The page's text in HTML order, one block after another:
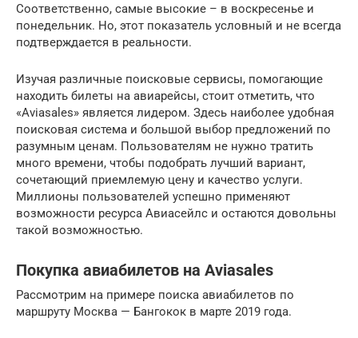
Соответственно, самые высокие – в воскресенье и
понедельник. Но, этот показатель условный и не всегда
подтверждается в реальности.
Изучая различные поисковые сервисы, помогающие
находить билеты на авиарейсы, стоит отметить, что
«Aviasales» является лидером. Здесь наиболее удобная
поисковая система и большой выбор предложений по
разумным ценам. Пользователям не нужно тратить
много времени, чтобы подобрать лучший вариант,
сочетающий приемлемую цену и качество услуги.
Миллионы пользователей успешно применяют
возможности ресурса Авиасейлс и остаются довольны
такой возможностью.
Покупка авиабилетов на Aviasales
Рассмотрим на примере поиска авиабилетов по
маршруту Москва — Бангокок в марте 2019 года.